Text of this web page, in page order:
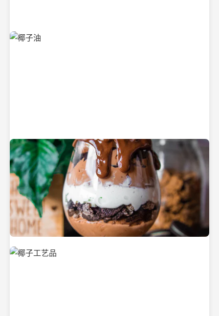
清凉解渴的椰子水
纯净的初榨椰子油
美味的椰子食品